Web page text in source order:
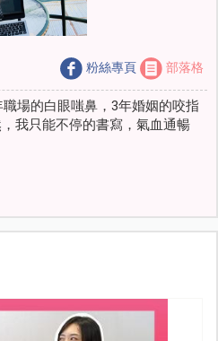
粉絲專頁 部落格
場的白眼嗤鼻，3年婚姻的咬指
我只能不停的書寫，氣血通暢